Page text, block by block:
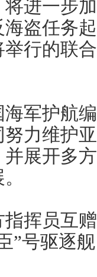
进一步
盗任务
行的联
军护航
力维护
展开多
挥员互
”号驱逐